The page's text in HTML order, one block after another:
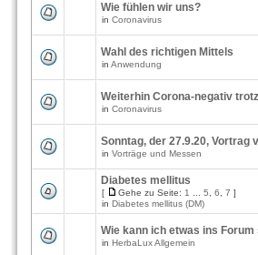
Wie fühlen wir uns?
in Coronavirus
Wahl des richtigen Mittels
in Anwendung
Weiterhin Corona-negativ
in Coronavirus
Sonntag, der 27.9.20, Vortrag
in Vorträge und Messen
Diabetes mellitus
[ Gehe zu Seite: 1 5 6 7 ]
in Diabetes mellitus (DM)
Wie kann ich etwas ins
in HerbaLux Allgemein